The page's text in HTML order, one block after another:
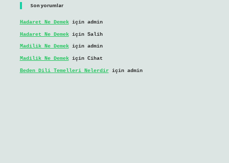
Son yorumlar
Hadaret Ne Demekiçin admin
Hadaret Ne Demekiçin Salih
Madilik Ne Demekiçin admin
Madilik Ne Demekiçin Cihat
Beden Dili Temelleri Nelerdiriçin admin